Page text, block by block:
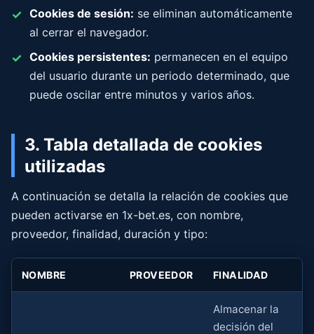
Cookies de sesión: se eliminan automáticamente
al cerrar el navegador.
Cookies persistentes: permanecen en el equipo
del usuario durante un periodo determinado, que
puede oscilar entre minutos y varios años.
3. Tabla detallada de cookies
utilizadas
A continuación se detalla la relación de cookies que
pueden activarse en 1x-bet.es, con nombre,
proveedor, finalidad, duración y tipo:
NOMBRE PROVEEDOR FINALIDAD
Almacenar la
decisión del